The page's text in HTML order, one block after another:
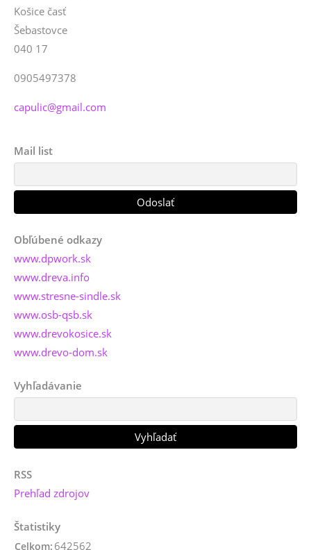
Košice časť
Šebastovce
040 17
0905497378
capulic@gmail.com
Mail list
Obľúbené odkazy
www.dpwork.sk
www.dreva.info
www.stresne-sindle.sk
www.osb-qsb.sk
www.drevokosice.sk
www.drevo-dom.sk
Vyhľadávanie
RSS
Prehľad zdrojov
Štatistiky
Celkom: 642562